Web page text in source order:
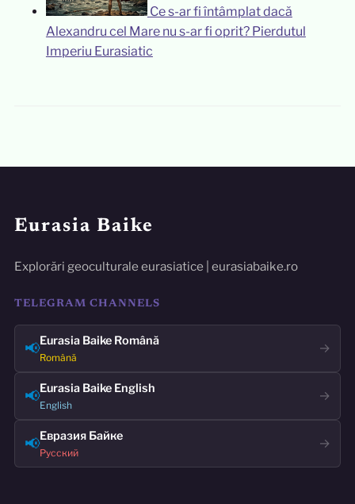
Ce s-ar fi întâmplat dacă
Alexandru cel Mare nu s-ar fi oprit? Pierdutul
Imperiu Eurasiatic
Eurasia Baike
Explorări geoculturale eurasiatice | eurasiabaike.ro
TELEGRAM CHANNELS
📢Eurasia Baike Română
Română
→
📢Eurasia Baike English
English
→
📢Евразия Байке
Русский
→